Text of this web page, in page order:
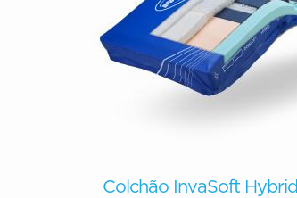
Colchão InvaSoft Hybrid